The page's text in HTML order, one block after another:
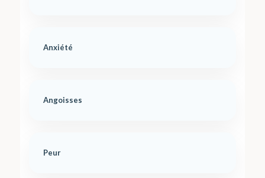
Anxiété
Angoisses
Peur